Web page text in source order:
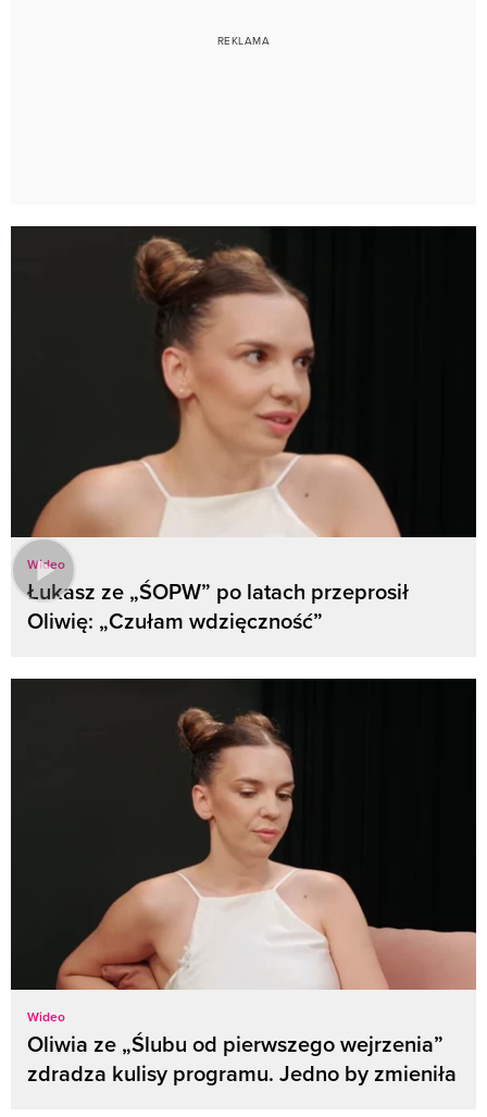
Wideo
Łukasz ze „ŚOPW” po latach przeprosił
Oliwię: „Czułam wdzięczność”
Wideo
Oliwia ze „Ślubu od pierwszego wejrzenia”
zdradza kulisy programu. Jedno by zmieniła